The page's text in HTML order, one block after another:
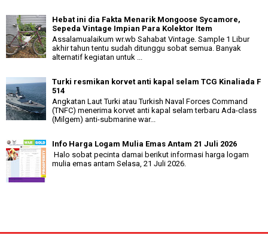
Hebat ini dia Fakta Menarik Mongoose Sycamore,
Sepeda Vintage Impian Para Kolektor Item
Assalamualaikum wr.wb Sahabat Vintage. Sample 1 Libur
akhir tahun tentu sudah ditunggu sobat semua. Banyak
alternatif kegiatan untuk ...
Turki resmikan korvet anti kapal selam TCG Kinaliada F
514
Angkatan Laut Turki atau Turkish Naval Forces Command
(TNFC) menerima korvet anti kapal selam terbaru Ada-class
(Milgem) anti-submarine war...
Info Harga Logam Mulia Emas Antam 21 Juli 2026
Halo sobat pecinta damai berikut informasi harga logam
mulia emas antam Selasa, 21 Juli 2026.